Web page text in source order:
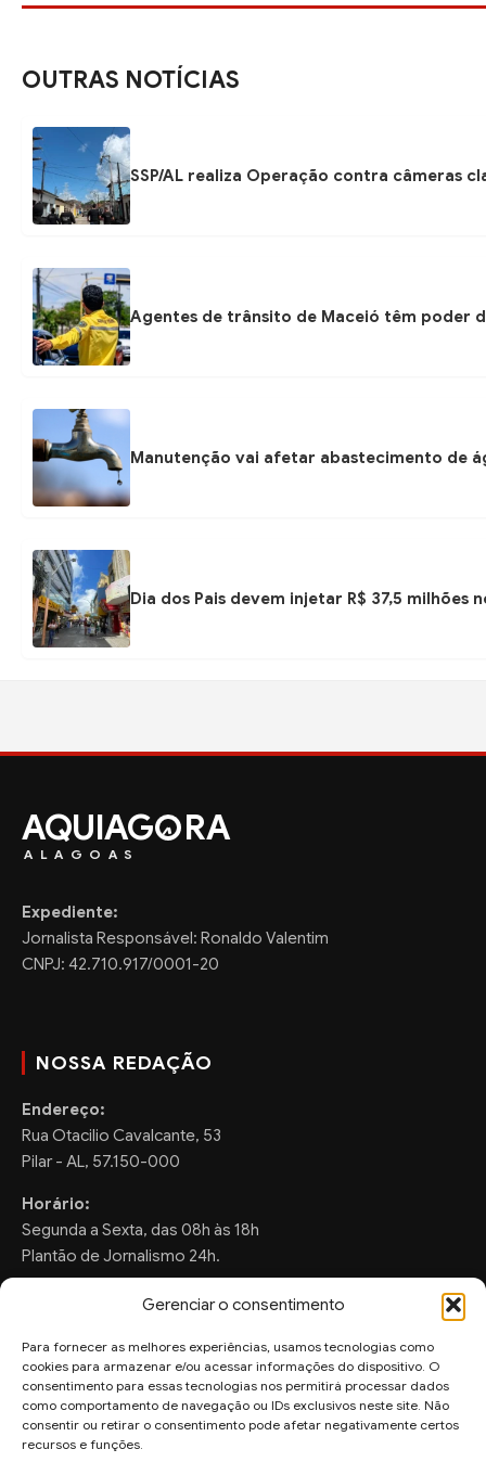
Gerenciar o consentimento
Para fornecer as melhores experiências, usamos tecnologias como
cookies para armazenar e/ou acessar informações do dispositivo. O
consentimento para essas tecnologias nos permitirá processar dados
como comportamento de navegação ou IDs exclusivos neste site. Não
consentir ou retirar o consentimento pode afetar negativamente certos
recursos e funções.
OUTRAS NOTÍCIAS
SSP/AL realiza Operação contra câmeras
Agentes de trânsito de Maceió têm poder
Manutenção vai afetar abastecimento de
Dia dos Pais devem injetar R$ 37,5 milhões
AQUIAG RA
ALAGOAS
Expediente:
Jornalista Responsável: Ronaldo Valentim
CNPJ: 42.710.917/0001-20
NOSSA REDAÇÃO
Endereço:
Rua Otacilio Cavalcante, 53
Pilar - AL, 57.150-000
Horário:
Segunda a Sexta, das 08h às 18h
Plantão de Jornalismo 24h.
FALE CONOSCO
Sugestões de Pauta:
ronaldo.valentim150@gmail.com